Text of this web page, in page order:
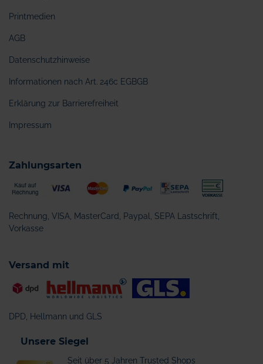
Printmedien
AGB
Datenschutzhinweise
Informationen nach Art. 246c EGBGB
Erklärung zur Barrierefreiheit
Impressum
Zahlungsarten
Rechnung, VISA, MasterCard, Paypal, SEPA Lastschrift,
Vorkasse
Versand mit
DPD, Hellmann und GLS
Unsere Siegel
Seit über 5 Jahren Trusted Shops